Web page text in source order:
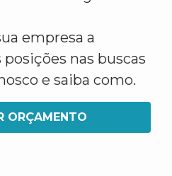
empresa a
nas buscas
e saiba como.
ORÇAMENTO